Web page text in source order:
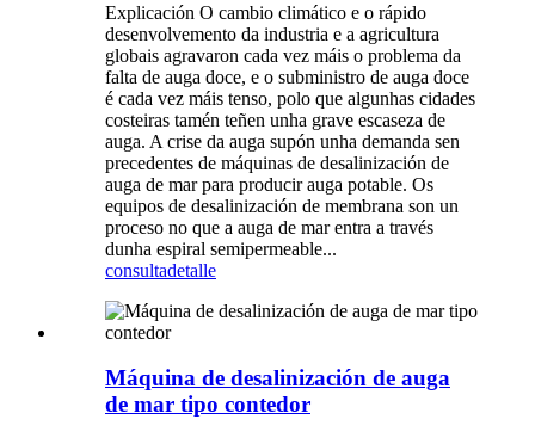
Explicación O cambio climático e o rápido
desenvolvemento da industria e a agricultura
globais agravaron cada vez máis o problema da
falta de auga doce, e o subministro de auga doce
é cada vez máis tenso, polo que algunhas cidades
costeiras tamén teñen unha grave escaseza de
auga. A crise da auga supón unha demanda sen
precedentes de máquinas de desalinización de
auga de mar para producir auga potable. Os
equipos de desalinización de membrana son un
proceso no que a auga de mar entra a través
dunha espiral semipermeable...
consultadetalle
Máquina de desalinización de auga
de mar tipo contedor